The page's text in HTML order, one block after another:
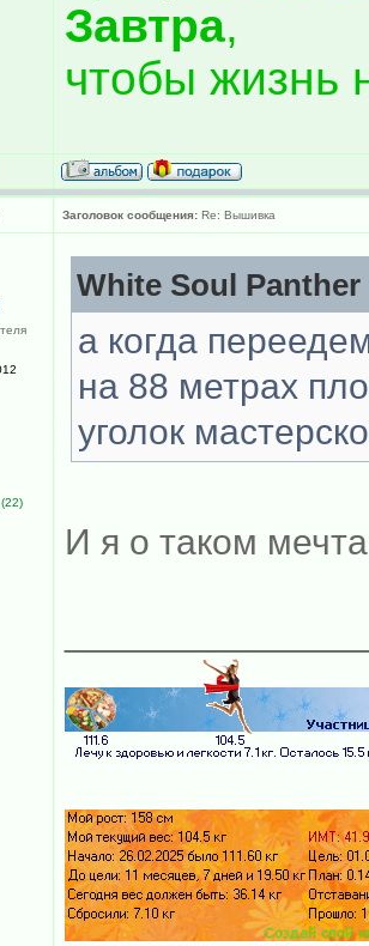
Завтра,
чтобы жизнь
Заголовок сообщения: Re: Вышивка
White Soul
а когда
на 88 метрах
уголок
И я о таком